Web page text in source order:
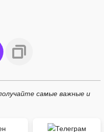
самые важные и